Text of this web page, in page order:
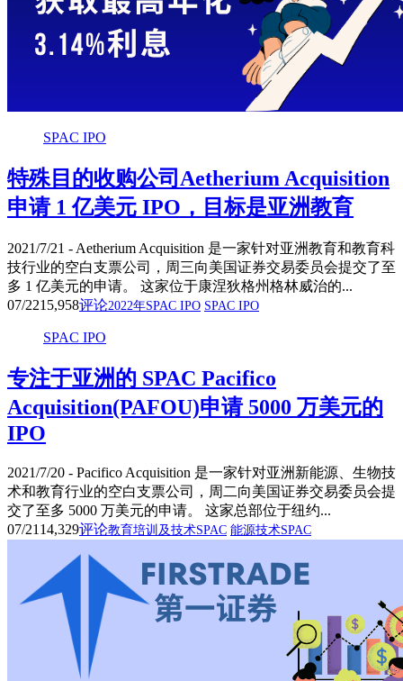
SPAC IPO
特殊目的收购公司Aetherium Acquisition
申请 1 亿美元 IPO，目标是亚洲教育
2021/7/21 - Aetherium Acquisition 是一家针对亚洲教育和教育科
技行业的空白支票公司，周三向美国证券交易委员会提交了至
多 1 亿美元的申请。 这家位于康涅狄格州格林威治的...
07/2215,958评论2022年SPAC IPO SPAC IPO
SPAC IPO
专注于亚洲的 SPAC Pacifico
Acquisition(PAFOU)申请 5000 万美元的
IPO
2021/7/20 - Pacifico Acquisition 是一家针对亚洲新能源、生物技
术和教育行业的空白支票公司，周二向美国证券交易委员会提
交了至多 5000 万美元的申请。 这家总部位于纽约...
07/21 14,329评论教育培训及技术SPAC 能源技术SPAC